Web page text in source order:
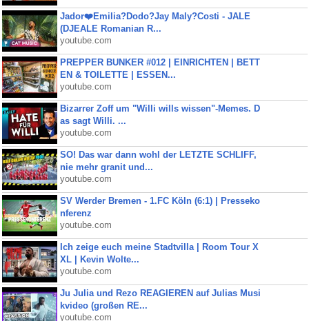
Jador❤️Emilia?Dodo?Jay Maly?Costi - JALE
(DJEALE Romanian R...
youtube.com
PREPPER BUNKER #012 | EINRICHTEN | BETT
EN & TOILETTE | ESSEN...
youtube.com
Bizarrer Zoff um "Willi wills wissen"-Memes. D
as sagt Willi. ...
youtube.com
SO! Das war dann wohl der LETZTE SCHLIFF,
nie mehr granit und...
youtube.com
SV Werder Bremen - 1.FC Köln (6:1) | Presseko
nferenz
youtube.com
Ich zeige euch meine Stadtvilla | Room Tour X
XL | Kevin Wolte...
youtube.com
Ju Julia und Rezo REAGIEREN auf Julias Musi
kvideo (großen RE...
youtube.com